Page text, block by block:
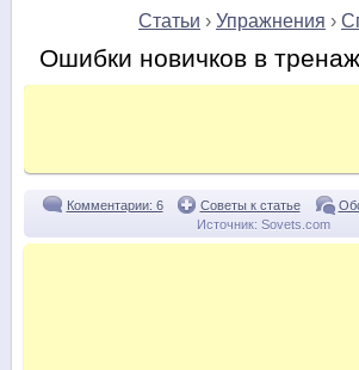
Статьи › Упражнения ›
Ошибки новичков в
Комментарии: 6 Советы к статье
Источник: Sovets.com